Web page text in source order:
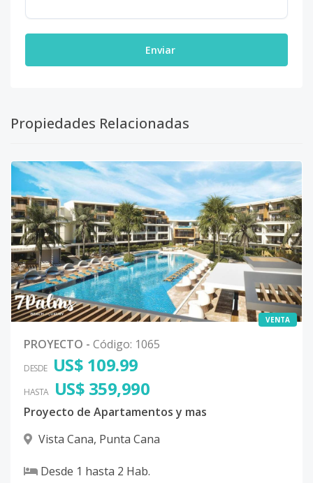
Enviar
Propiedades Relacionadas
VENTA
PROYECTO - Código: 1065
DESDE US$ 109.99
HASTA US$ 359,990
Proyecto de Apartamentos y mas
Vista Cana, Punta Cana
Desde 1 hasta 2 Hab.